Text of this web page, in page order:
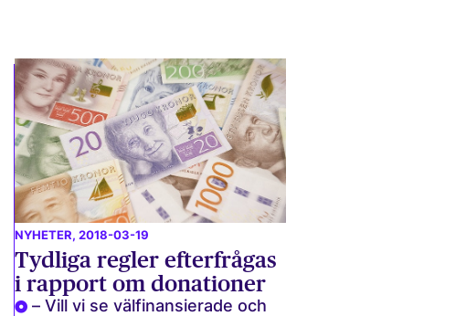
NYHETER, 2018-03-19
Tydliga regler efterfrågas
i rapport om donationer
– Vill vi se välfinansierade och